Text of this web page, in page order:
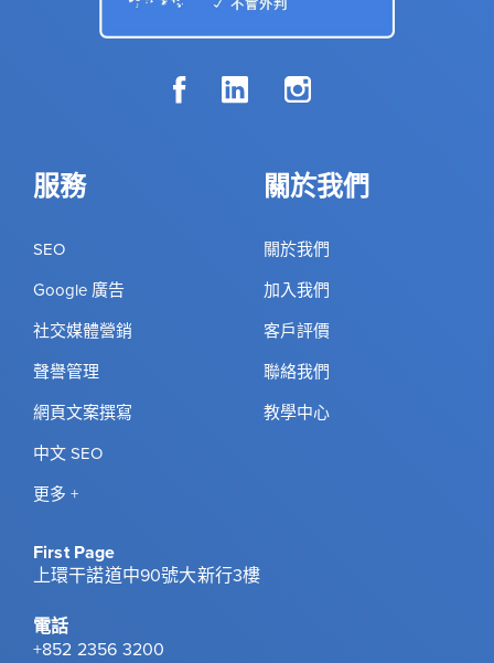
服務
SEO
Google 廣告
社交媒體營銷
聲譽管理
網頁文案撰寫
中文 SEO
更多 +
關於我們
關於我們
加入我們
客戶評價
聯絡我們
教學中心
First Page
上環干諾道中90號大新行3樓
電話
+852 2356 3200